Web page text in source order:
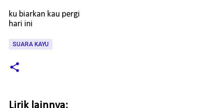
ku biarkan kau pergi
hari ini
SUARA KAYU
Lirik lainnya: